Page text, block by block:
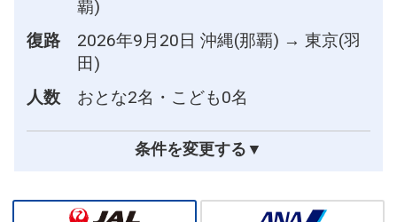
覇)
復路
2026年9月20日 沖縄(那覇) → 東京(羽
田)
人数
おとな2名・こども0名
条件を変更する▼